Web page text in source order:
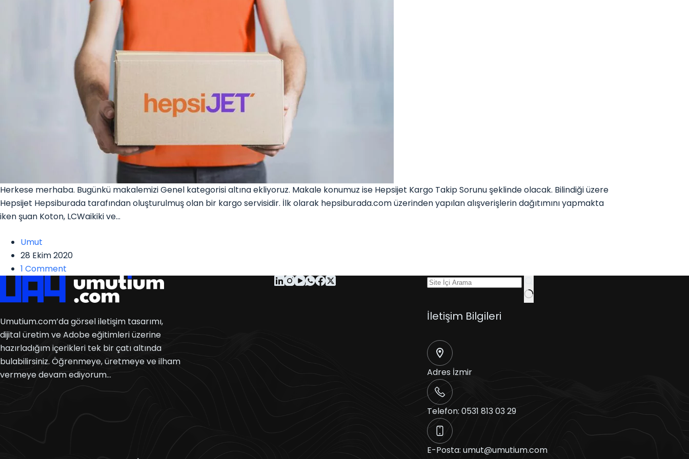
Herkese merhaba. Bugünkü makalemizi Genel kategorisi altına ekliyoruz. Makale konumuz ise Hepsijet Kargo Takip Sorunu şeklinde olacak. Bilindiği üzere
Hepsijet Hepsiburada tarafından oluşturulmuş olan bir kargo servisidir. İlk olarak hepsiburada.com üzerinden yapılan alışverişlerin dağıtımını yapmakta
iken şuan Koton, LCWaikiki ve…
Umut
28 Ekim 2020
1 Comment
Umutium.com’da görsel iletişim tasarımı,
dijital üretim ve Adobe eğitimleri üzerine
hazırladığım içerikleri tek bir çatı altında
bulabilirsiniz. Öğrenmeye, üretmeye ve ilham
vermeye devam ediyorum…
İletişim Bilgileri
Adres İzmir
Telefon:0531 813 03 29
E-Posta:umut@umutium.com